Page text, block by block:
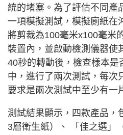
統的堵塞。為了評估不同產
一項模擬測試，模擬廁紙在
將剪裁為100毫米x100毫米
裝置內，並啟動檢測儀器使
40秒的轉動後，檢查樣本是
中，進行了兩次測試，每次
要求是兩次測試中至少有一
測試結果顯示，四款產品，
3層衛生紙）、 「佳之選」